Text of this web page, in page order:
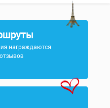
награждаются